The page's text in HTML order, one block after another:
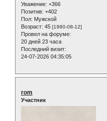
Уважение: +366
Позитив: +402
Пол: Мужской
Возраст: 45 [1980-08-12]
Провел на форуме:
20 дней 23 часа
Последний визит:
24-07-2026 04:35:05
rom
Участник